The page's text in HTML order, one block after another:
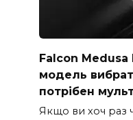
Falcon Medusa
модель
потрібен
Якщо ви хоч раз